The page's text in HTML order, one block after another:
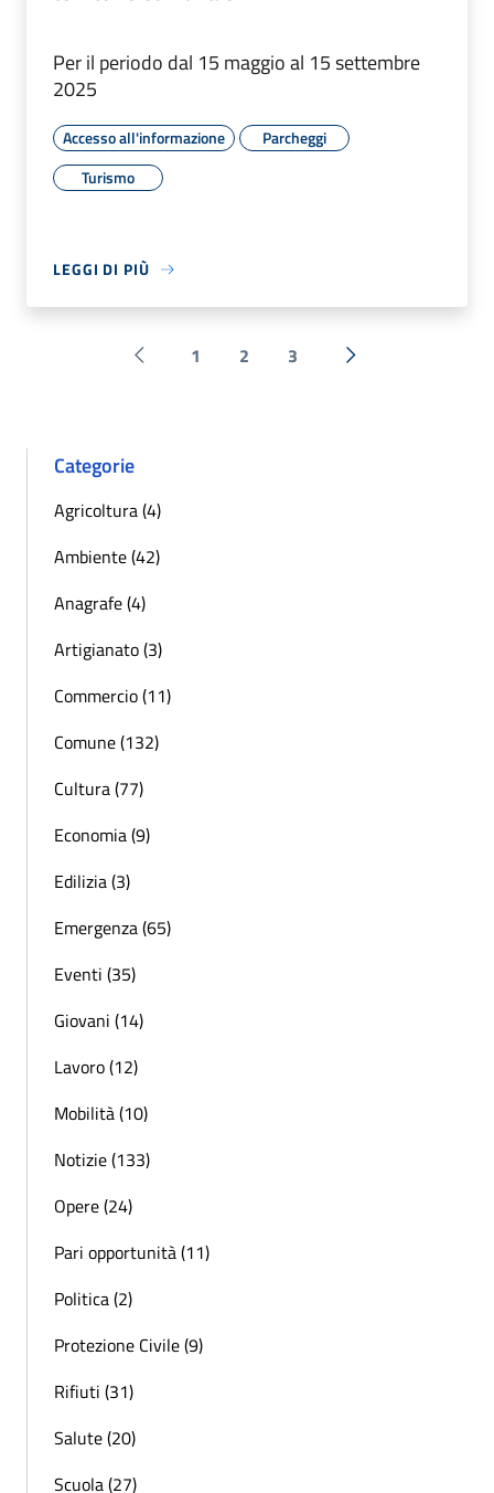
Per il periodo dal 15 maggio al 15 settembre
2025
Accesso all'informazione
Parcheggi
Turismo
LEGGI DI PIÙ
Pagina precedente
1 2 3 Successiva »
Categorie
Agricoltura (4)
Ambiente (42)
Anagrafe (4)
Artigianato (3)
Commercio (11)
Comune (132)
Cultura (77)
Economia (9)
Edilizia (3)
Emergenza (65)
Eventi (35)
Giovani (14)
Lavoro (12)
Mobilità (10)
Notizie (133)
Opere (24)
Pari opportunità (11)
Politica (2)
Protezione Civile (9)
Rifiuti (31)
Salute (20)
Scuola (27)